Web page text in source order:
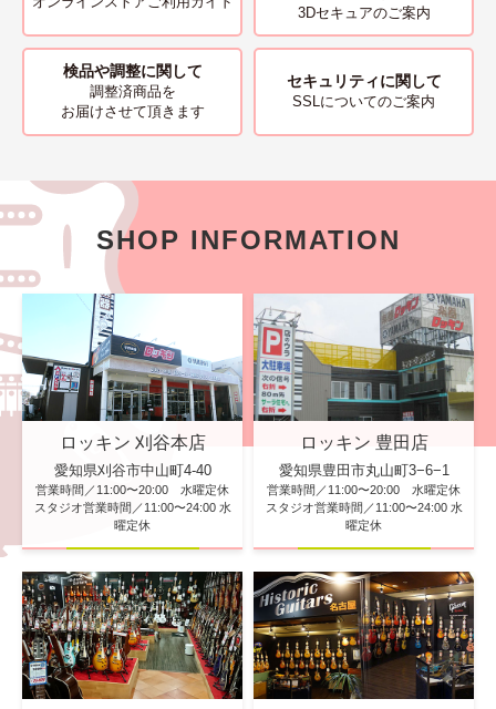
3Dセキュアのご案内
検品や調整に関して
調整済商品を
お届けさせて頂きます
セキュリティに関して
SSLについてのご案内
SHOP INFORMATION
ロッキン 刈谷本店
愛知県刈谷市中山町4-40
営業時間／11:00〜20:00 水曜定休
スタジオ営業時間／11:00〜24:00 水
曜定休
ロッキン 豊田店
愛知県豊田市丸山町3−6−1
営業時間／11:00〜20:00 水曜定休
スタジオ営業時間／11:00〜24:00 水
曜定休